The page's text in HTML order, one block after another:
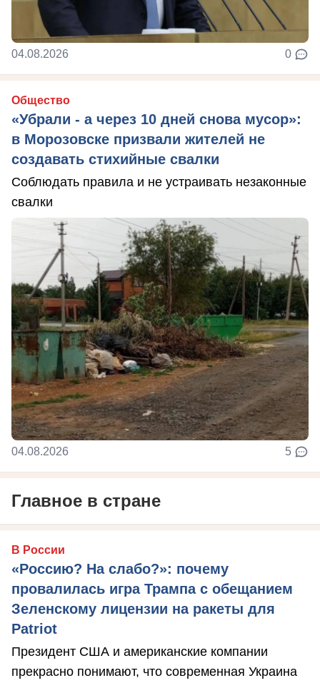
04.08.2026 0
Общество
«Убрали - а через 10 дней снова мусор»:
в Морозовске призвали жителей не
создавать стихийные свалки
Соблюдать правила и не устраивать незаконные
свалки
04.08.2026 5
Главное в стране
В России
«Россию? На слабо?»: почему
провалилась игра Трампа с обещанием
Зеленскому лицензии на ракеты для
Patriot
Президент США и американские компании
прекрасно понимают, что современная Украина